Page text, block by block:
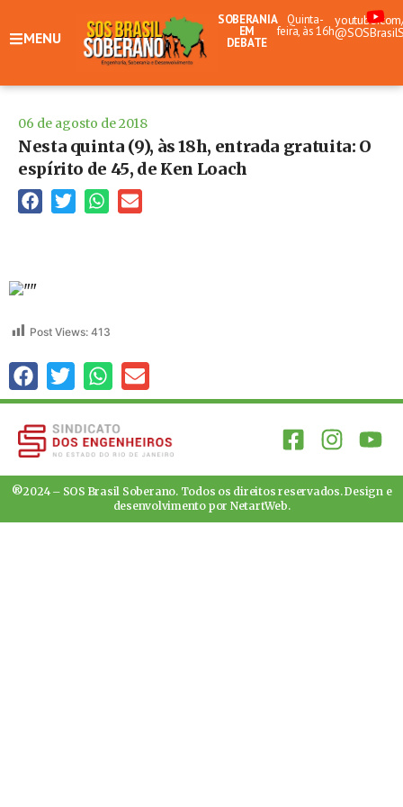
MENU
SOBERANIA
EM
DEBATE
Quinta-
feira, às 16h
06 de agosto de 2018
Nesta quinta (9), às 18h, entrada gratuita: O
espírito de 45, de Ken Loach
Post Views: 413
®2024 – SOS Brasil Soberano. Todos os direitos reservados. Design e
desenvolvimento por NetartWeb.